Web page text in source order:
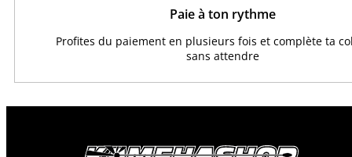
Paie à ton rythme
Profites du paiement en plusieurs fois et complète ta
sans attendre